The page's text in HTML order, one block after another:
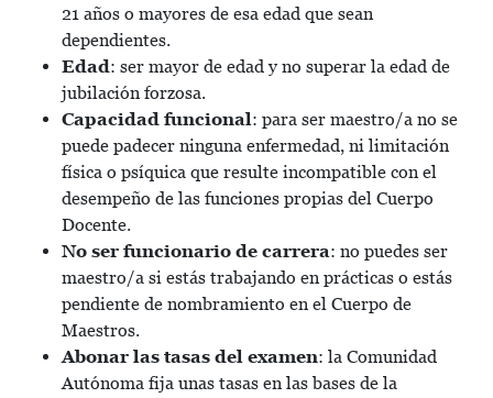
21 años o mayores de esa edad que sean
dependientes.
Edad: ser mayor de edad y no superar la edad de
jubilación forzosa.
Capacidad funcional: para ser maestro/a no se
puede padecer ninguna enfermedad, ni limitación
física o psíquica que resulte incompatible con el
desempeño de las funciones propias del Cuerpo
Docente.
No ser funcionario de carrera: no puedes ser
maestro/a si estás trabajando en prácticas o estás
pendiente de nombramiento en el Cuerpo de
Maestros.
Abonar las tasas del examen: la Comunidad
Autónoma fija unas tasas en las bases de la